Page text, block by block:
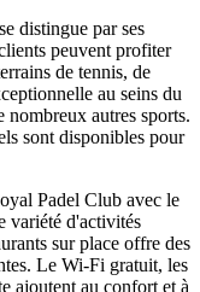
distingue par ses
peuvent profiter
de tennis, de
au seins du
autres sports.
sont disponibles pour
Padel Club avec le
variété d'activités
sur place offre des
Le Wi-Fi gratuit, les
ajoutent au confort et à